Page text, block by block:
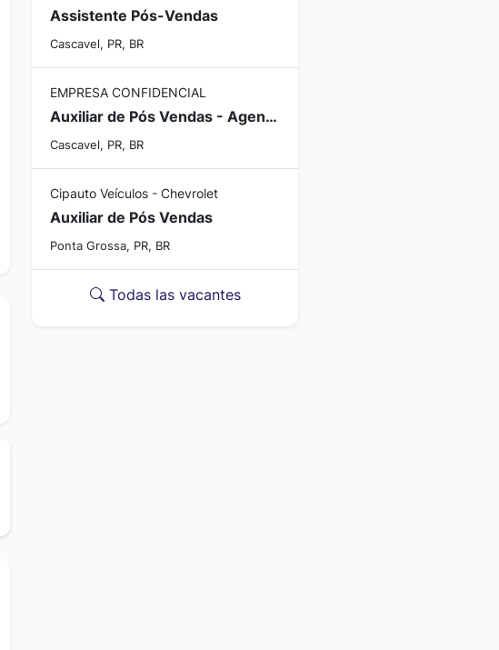
Assistente Pós-Vendas
Cascavel, PR, BR
EMPRESA CONFIDENCIAL
Auxiliar de Pós Vendas - Agendamento
Cascavel, PR, BR
Cipauto Veículos - Chevrolet
Auxiliar de Pós Vendas
Ponta Grossa, PR, BR
Todas las vacantes